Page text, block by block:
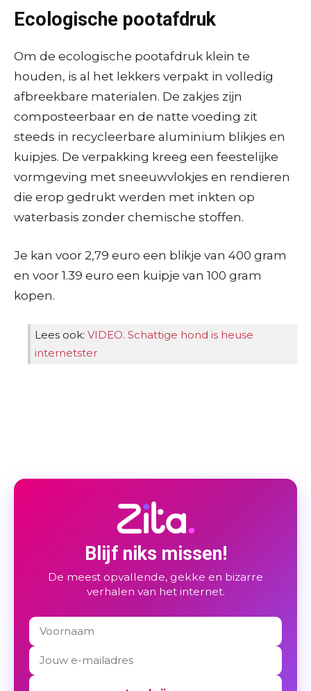
Ecologische pootafdruk
Om de ecologische pootafdruk klein te
houden, is al het lekkers verpakt in volledig
afbreekbare materialen. De zakjes zijn
composteerbaar en de natte voeding zit
steeds in recycleerbare aluminium blikjes en
kuipjes. De verpakking kreeg een feestelijke
vormgeving met sneeuwvlokjes en rendieren
die erop gedrukt werden met inkten op
waterbasis zonder chemische stoffen.
Je kan voor 2,79 euro een blikje van 400 gram
en voor 1.39 euro een kuipje van 100 gram
kopen.
Lees ook: VIDEO. Schattige hond is heuse
internetster
Blijf niks missen!
De meest opvallende, gekke en bizarre
verhalen van het internet.